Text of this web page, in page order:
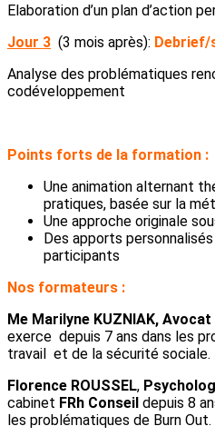
Elaboration d’un plan d’action
Jour 3 (3 mois après): Debrief/
Analyse des problématiques
codéveloppement
Points forts de la formation :
Une animation alternant
pratiques, basée sur la
Une approche originale
Des apports
participants
Nos formateurs :
Me Marilyne KUZNIAK,
exerce depuis 7 ans dans les
travail et de la sécurité sociale.
Florence ROUSSEL,
cabinet FRh Conseil depuis 8
les problématiques de Burn Out.